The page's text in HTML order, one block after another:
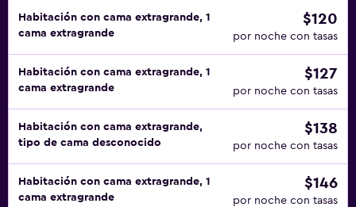
Habitación con cama extragrande, 1
cama extragrande
$120
por noche con tasas
Habitación con cama extragrande, 1
cama extragrande
$127
por noche con tasas
Habitación con cama extragrande,
tipo de cama desconocido
$138
por noche con tasas
Habitación con cama extragrande, 1
cama extragrande
$146
por noche con tasas